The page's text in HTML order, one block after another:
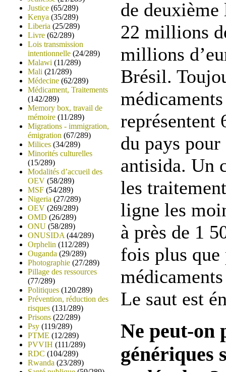
Justice (65/289)
Kenya (35/289)
Liberia (25/289)
Livre (62/289)
Lois transmission
intentionnelle (24/289)
Malawi (11/289)
Mali (21/289)
Médecine (62/289)
Médicament, Traitements
(142/289)
Memory box, travail de
mémoire (11/289)
Migrations - immigration,
émigration (67/289)
Milices (34/289)
Minorités culturelles
(15/289)
Modalités d’accueil des
OEV (58/289)
MSF (54/289)
Nigeria (27/289)
OEV (269/289)
OMD (26/289)
ONU (58/289)
ONUSIDA (44/289)
Orphelin (112/289)
Ouganda (29/289)
Photographie (27/289)
Pillage des ressources
(77/289)
Politiques (120/289)
Prévention, réduction des
risques (131/289)
Prisons (22/289)
Psy (119/289)
PTME (12/289)
PVVIH (111/289)
RDC (104/289)
Rwanda (23/289)
de
22 millions
millions
Brésil.
représentent
du pays
antisida. Un
les
ligne les
à près de 1
fois plus que
Le saut est
Ne peut-on
génériques